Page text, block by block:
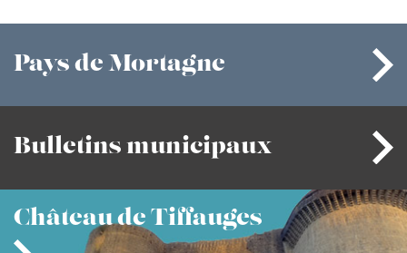
Pays de Mortagne
Bulletins municipaux
Châteaude Tiffauges